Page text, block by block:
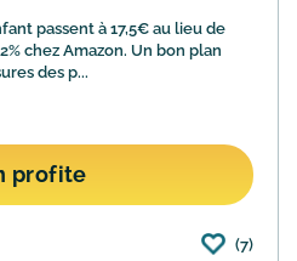
passent à 17,5€ au lieu de
chez Amazon. Un bon plan
des p...
profite
(7)